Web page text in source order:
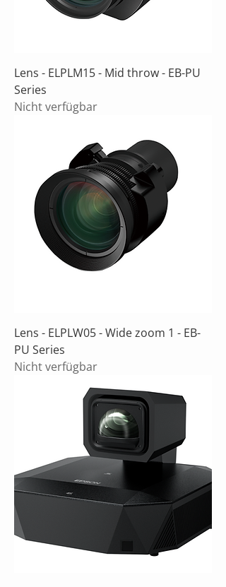
Lens - ELPLM15 - Mid throw - EB-PU
Series
Nicht verfügbar
Lens - ELPLW05 - Wide zoom 1 - EB-
PU Series
Nicht verfügbar